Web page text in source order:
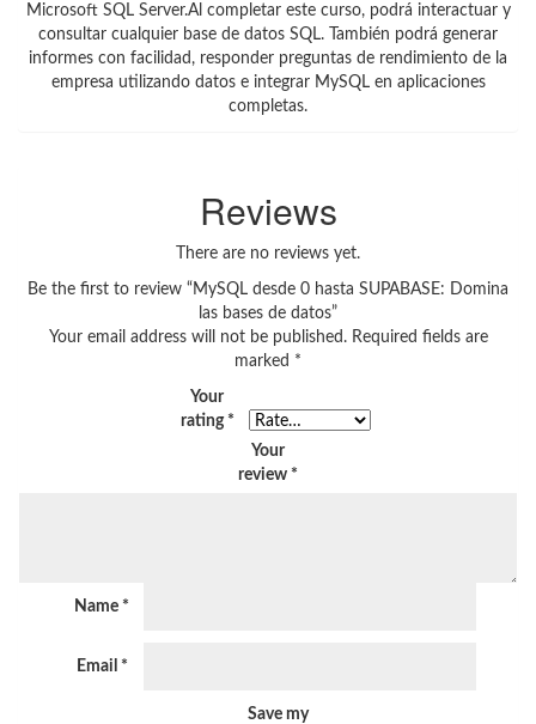
Microsoft SQL Server.Al completar este curso, podrá interactuar y
consultar cualquier base de datos SQL. También podrá generar
informes con facilidad, responder preguntas de rendimiento de la
empresa utilizando datos e integrar MySQL en aplicaciones
completas.
Reviews
There are no reviews yet.
Be the first to review “MySQL desde 0 hasta SUPABASE: Domina
las bases de datos”
Your email address will not be published. Required fields are
marked *
Your
rating *
Your
review *
Name *
Email *
Save my